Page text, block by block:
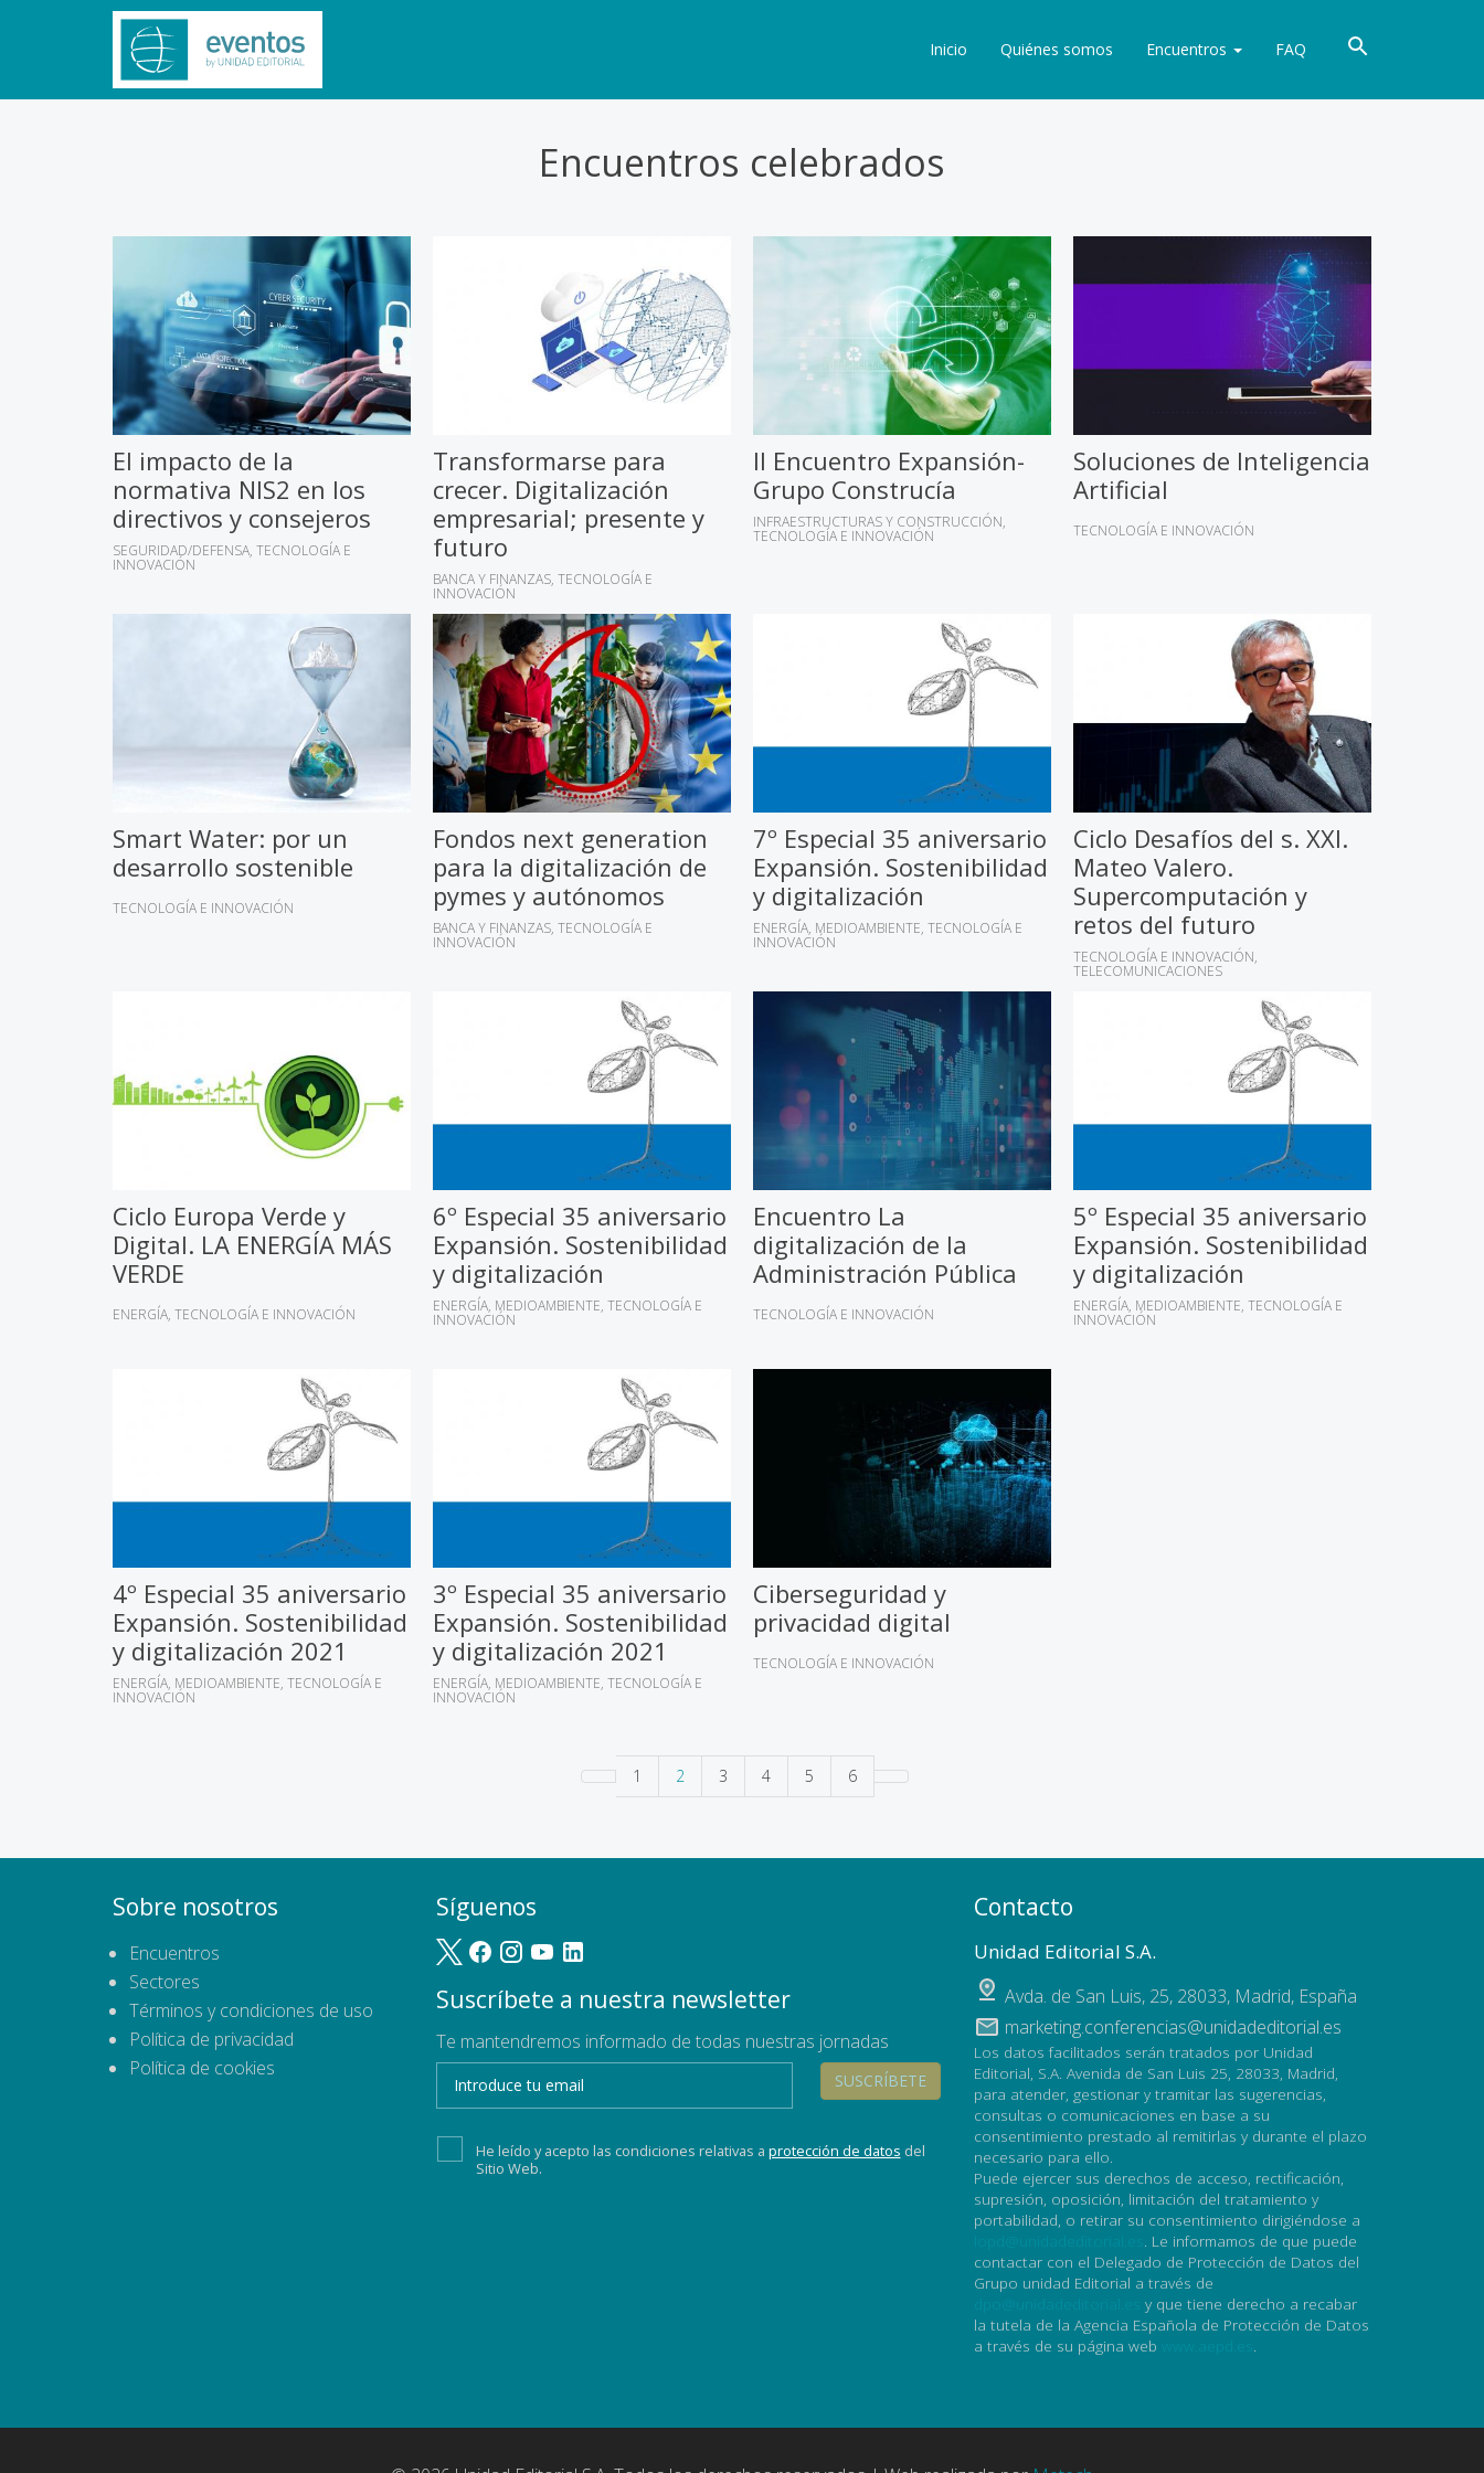
Inicio Quiénes somos Encuentros FAQ
Encuentros celebrados
El impacto de la
normativa NIS2 en los
directivos y consejeros
SEGURIDAD/DEFENSA TECNOLOGÍA E
INNOVACIÓN
Transformarse para
crecer. Digitalización
empresarial; presente y
futuro
BANCA Y FINANZAS TECNOLOGÍA E
INNOVACIÓN
II Encuentro Expansión-
Grupo Construcía
INFRAESTRUCTURAS Y CONSTRUCCIÓN
TECNOLOGÍA E INNOVACIÓN
Soluciones de Inteligencia
Artificial
TECNOLOGÍA E INNOVACIÓN
Smart Water: por un
desarrollo sostenible
TECNOLOGÍA E INNOVACIÓN
Fondos next generation
para la digitalización de
pymes y autónomos
BANCA Y FINANZAS TECNOLOGÍA E
INNOVACIÓN
7º Especial 35 aniversario
Expansión. Sostenibilidad
y digitalización
ENERGÍA MEDIOAMBIENTE TECNOLOGÍA E
INNOVACIÓN
Ciclo Desafíos del s. XXI.
Mateo Valero.
Supercomputación y
retos del futuro
TECNOLOGÍA E INNOVACIÓN
TELECOMUNICACIONES
Ciclo Europa Verde y
Digital. LA ENERGÍA MÁS
VERDE
ENERGÍA TECNOLOGÍA E INNOVACIÓN
6º Especial 35 aniversario
Expansión. Sostenibilidad
y digitalización
ENERGÍA MEDIOAMBIENTE TECNOLOGÍA E
INNOVACIÓN
Encuentro La
digitalización de la
Administración Pública
TECNOLOGÍA E INNOVACIÓN
5º Especial 35 aniversario
Expansión. Sostenibilidad
y digitalización
ENERGÍA MEDIOAMBIENTE TECNOLOGÍA E
INNOVACIÓN
4º Especial 35 aniversario
Expansión. Sostenibilidad
y digitalización 2021
ENERGÍA MEDIOAMBIENTE TECNOLOGÍA E
INNOVACIÓN
3º Especial 35 aniversario
Expansión. Sostenibilidad
y digitalización 2021
ENERGÍA MEDIOAMBIENTE TECNOLOGÍA E
INNOVACIÓN
Ciberseguridad y
privacidad digital
TECNOLOGÍA E INNOVACIÓN
1 2 3 4 5 6
Sobre nosotros
Encuentros
Sectores
Términos y condiciones de uso
Política de privacidad
Política de cookies
Síguenos
Suscríbete a nuestra newsletter
Te mantendremos informado de todas nuestras jornadas
SUSCRÍBETE
He leído y acepto las condiciones relativas a protección de datos del
Sitio Web.
Contacto
Unidad Editorial S.A.
Avda. de San Luis, 25, 28033, Madrid, España
marketing.conferencias@unidadeditorial.es
Los datos facilitados serán tratados por Unidad
Editorial, S.A. Avenida de San Luis 25, 28033, Madrid,
para atender, gestionar y tramitar las sugerencias,
consultas o comunicaciones en base a su
consentimiento prestado al remitirlas y durante el plazo
necesario para ello.
Puede ejercer sus derechos de acceso, rectificación,
supresión, oposición, limitación del tratamiento y
portabilidad, o retirar su consentimiento dirigiéndose a
. Le informamos de que puede
contactar con el Delegado de Protección de Datos del
Grupo unidad Editorial a través de
y que tiene derecho a recabar
la tutela de la Agencia Española de Protección de Datos
a través de su página web